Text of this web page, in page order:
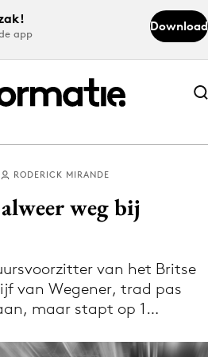
app
Download
Abonneer nu
Abonneer nu
via de Adformatie
app
RODERICK MIRANDE
weg bij
van het Britse
van Wegener, trad pas
maar stapt op 1…